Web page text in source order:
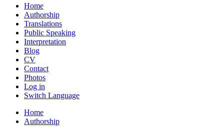
Home
Authorship
Translations
Public Speaking
Interpretation
Blog
CV
Contact
Photos
Log in
Switch Language
Home
Authorship